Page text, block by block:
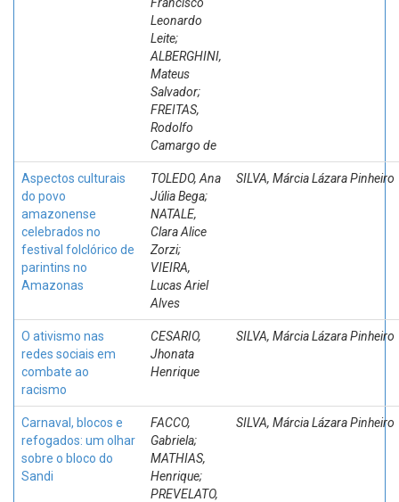
Leonardo
Leite;
ALBERGHINI,
Mateus
Salvador;
FREITAS,
Rodolfo
Camargo de
Aspectos culturais
do povo
amazonense
celebrados no
festival folclórico de
parintins no
Amazonas
TOLEDO, Ana
Júlia Bega;
NATALE,
Clara Alice
Zorzi;
VIEIRA,
Lucas Ariel
Alves
SILVA, Márcia Lázara Pinheiro
O ativismo nas
redes sociais em
combate ao
racismo
CESARIO,
Jhonata
Henrique
SILVA, Márcia Lázara Pinheiro
Carnaval, blocos e
refogados: um olhar
sobre o bloco do
Sandi
FACCO,
Gabriela;
MATHIAS,
Henrique;
PREVELATO,
SILVA, Márcia Lázara Pinheiro